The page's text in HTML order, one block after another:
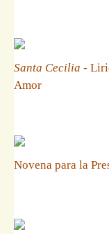
Santa Cecilia -
Amor
Novena para la